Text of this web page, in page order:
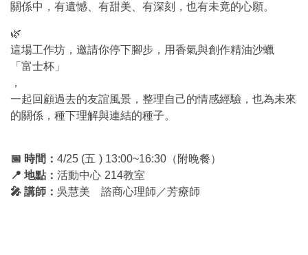
關係中，有遺憾、有甜美、有深刻，也有未竟的心願。
🌿
這場工作坊，邀請你停下腳步，用香氣與創作精油沙蠟
「富士杯」
，
一起回顧過去的友誼風景，整理自己的情感經驗，也為未來
的關係，種下理解與連結的種子。
📅 時間： 4/25 (五 ) 13:00~16:30 （附晚餐）
📍 地點： 活動中心 214教室
🎤 講師： 吳慧美 諮商心理師／芳療師